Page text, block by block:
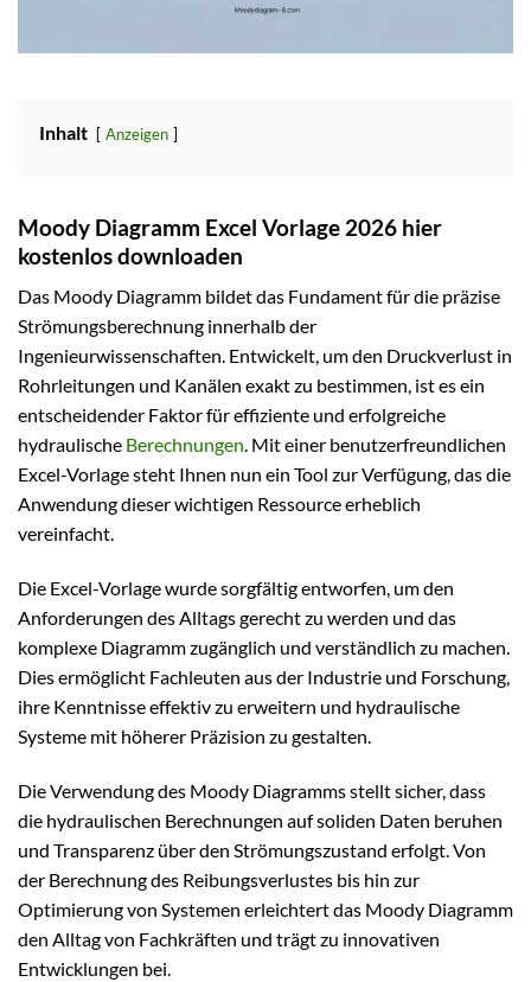
Inhalt Anzeigen
Moody Diagramm Excel Vorlage 2026 hier
kostenlos downloaden
Das Moody Diagramm bildet das Fundament für die präzise
Strömungsberechnung innerhalb der
Ingenieurwissenschaften. Entwickelt, um den Druckverlust in
Rohrleitungen und Kanälen exakt zu bestimmen, ist es ein
entscheidender Faktor für effiziente und erfolgreiche
hydraulische Berechnungen. Mit einer benutzerfreundlichen
Excel-Vorlage steht Ihnen nun ein Tool zur Verfügung, das die
Anwendung dieser wichtigen Ressource erheblich
vereinfacht.
Die Excel-Vorlage wurde sorgfältig entworfen, um den
Anforderungen des Alltags gerecht zu werden und das
komplexe Diagramm zugänglich und verständlich zu machen.
Dies ermöglicht Fachleuten aus der Industrie und Forschung,
ihre Kenntnisse effektiv zu erweitern und hydraulische
Systeme mit höherer Präzision zu gestalten.
Die Verwendung des Moody Diagramms stellt sicher, dass
die hydraulischen Berechnungen auf soliden Daten beruhen
und Transparenz über den Strömungszustand erfolgt. Von
der Berechnung des Reibungsverlustes bis hin zur
Optimierung von Systemen erleichtert das Moody Diagramm
den Alltag von Fachkräften und trägt zu innovativen
Entwicklungen bei.